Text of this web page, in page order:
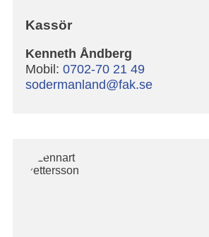
Kassör
Kenneth Åndberg
Mobil: 0702-70 21 49
sodermanland@fak.se